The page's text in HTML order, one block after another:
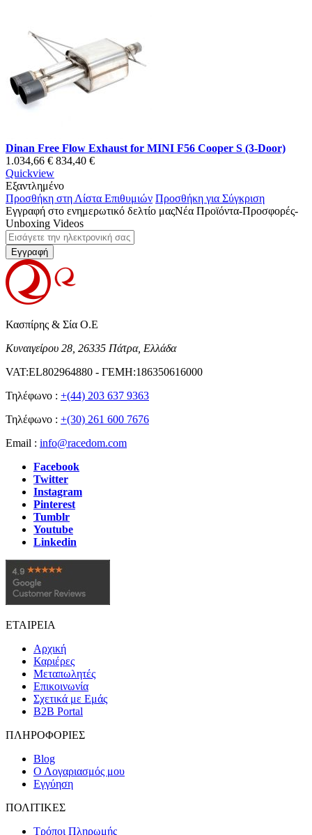
Dinan Free Flow Exhaust for MINI F56 Cooper S (3-Door)
1.034,66 € 834,40 €
Quickview
Εξαντλημένο
Προσθήκη στη Λίστα Επιθυμιών Προσθήκη για Σύγκριση
Εγγραφή στο ενημερωτικό δελτίο μαςΝέα Προϊόντα-Προσφορές-
Unboxing Videos
Εγγραφή
Κασπίρης & Σία Ο.Ε
Κυναιγείρου 28, 26335 Πάτρα, Ελλάδα
VAT:EL802964880 - ΓΕΜΗ:186350616000
Τηλέφωνο : +(44) 203 637 9363
Τηλέφωνο : +(30) 261 600 7676
Email : info@racedom.com
Facebook
Twitter
Instagram
Pinterest
Tumblr
Youtube
Linkedin
ΕΤΑΙΡΕΙΑ
Αρχική
Καριέρες
Μεταπωλητές
Επικοινωνία
Σχετικά με Εμάς
B2B Portal
ΠΛΗΡΟΦΟΡΙΕΣ
Blog
Ο Λογαριασμός μου
Εγγύηση
ΠΟΛΙΤΙΚΕΣ
Τρόποι Πληρωμής